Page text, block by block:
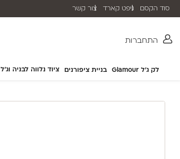
התחברות
לק ג'ל Glamour בניית ציפורנים ציוד נלווה לבניה וג'ל
שליח עד הבית תוך 2-5 ימי עסקים סוד הקסם גיפט קארד צור קשר